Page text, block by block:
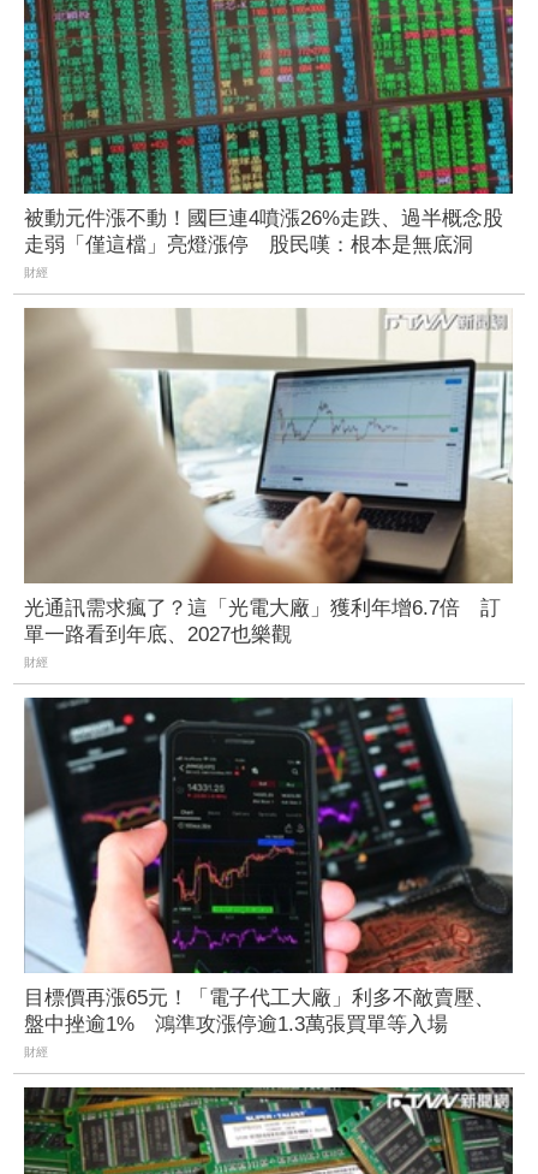
被動元件漲不動！國巨連4噴漲26%走跌、過半概念股
走弱「僅這檔」亮燈漲停 股民嘆：根本是無底洞
財經
光通訊需求瘋了？這「光電大廠」獲利年增6.7倍 訂
單一路看到年底、2027也樂觀
財經
目標價再漲65元！「電子代工大廠」利多不敵賣壓、
盤中挫逾1% 鴻準攻漲停逾1.3萬張買單等入場
財經